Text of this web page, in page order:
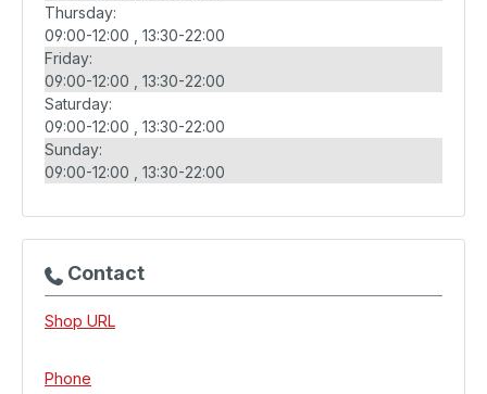
Thursday:
09:00-12:00
13:30-22:00
Friday:
09:00-12:00
13:30-22:00
Saturday:
09:00-12:00
13:30-22:00
Sunday:
09:00-12:00
13:30-22:00
Contact
Shop URL
Phone